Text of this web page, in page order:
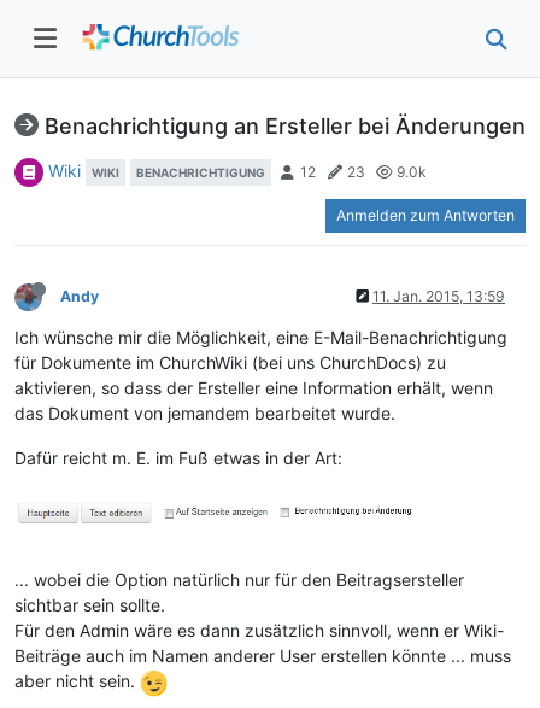
Benachrichtigung an Ersteller bei Änderungen
Wiki WIKI BENACHRICHTIGUNG 12 23 9.0k
Anmelden zum Antworten
Andy 11. Jan. 2015, 13:59
Ich wünsche mir die Möglichkeit, eine E-Mail-Benachrichtigung
für Dokumente im ChurchWiki (bei uns ChurchDocs) zu
aktivieren, so dass der Ersteller eine Information erhält, wenn
das Dokument von jemandem bearbeitet wurde.
Dafür reicht m. E. im Fuß etwas in der Art:
... wobei die Option natürlich nur für den Beitragsersteller
sichtbar sein sollte.
Für den Admin wäre es dann zusätzlich sinnvoll, wenn er Wiki-
Beiträge auch im Namen anderer User erstellen könnte ... muss
aber nicht sein.